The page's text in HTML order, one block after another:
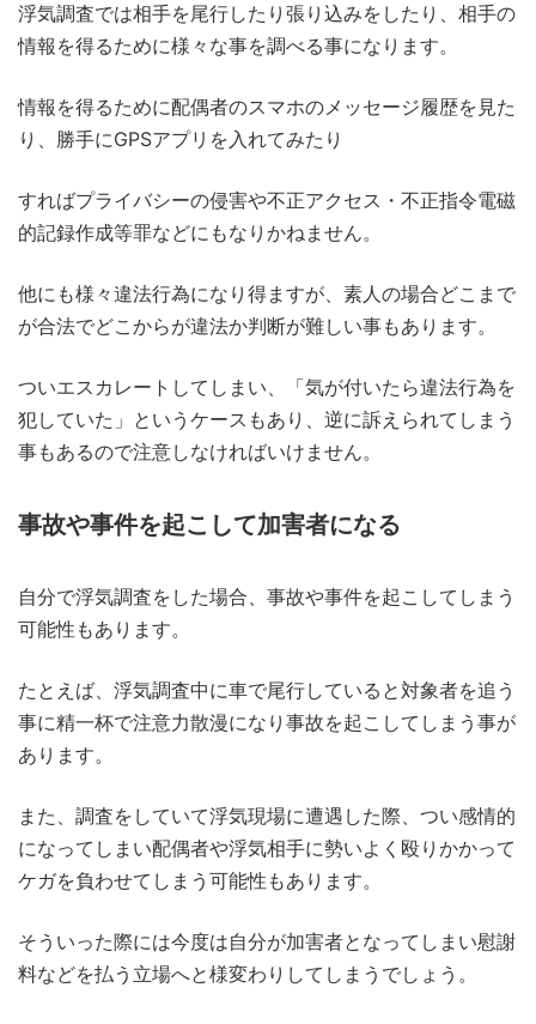
浮気調査では相手を尾行したり張り込みをしたり、相手の
情報を得るために様々な事を調べる事になります。
情報を得るために配偶者のスマホのメッセージ履歴を見た
り、勝手にGPSアプリを入れてみたり
すればプライバシーの侵害や不正アクセス・不正指令電磁
的記録作成等罪などにもなりかねません。
他にも様々違法行為になり得ますが、素人の場合どこまで
が合法でどこからが違法か判断が難しい事もあります。
ついエスカレートしてしまい、「気が付いたら違法行為を
犯していた」というケースもあり、逆に訴えられてしまう
事もあるので注意しなければいけません。
事故や事件を起こして加害者になる
自分で浮気調査をした場合、事故や事件を起こしてしまう
可能性もあります。
たとえば、浮気調査中に車で尾行していると対象者を追う
事に精一杯で注意力散漫になり事故を起こしてしまう事が
あります。
また、調査をしていて浮気現場に遭遇した際、つい感情的
になってしまい配偶者や浮気相手に勢いよく殴りかかって
ケガを負わせてしまう可能性もあります。
そういった際には今度は自分が加害者となってしまい慰謝
料などを払う立場へと様変わりしてしまうでしょう。